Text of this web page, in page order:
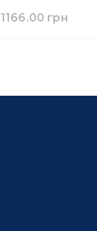
1166.00 грн